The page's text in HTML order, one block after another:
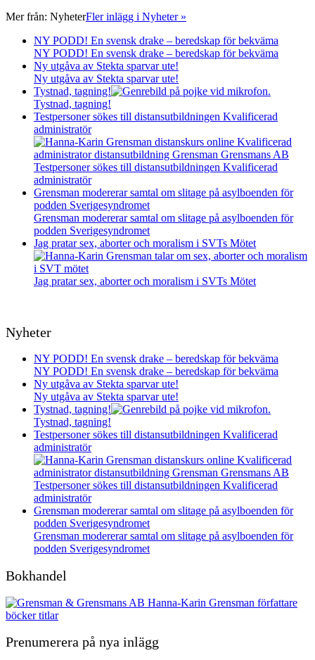
Mer från: NyheterFler inlägg i Nyheter »
NY PODD! En svensk drake – beredskap för bekväma
NY PODD! En svensk drake – beredskap för bekväma
Ny utgåva av Stekta sparvar ute!
Ny utgåva av Stekta sparvar ute!
Tystnad, tagning!
Tystnad, tagning!
Testpersoner sökes till distansutbildningen Kvalificerad
administratör
Testpersoner sökes till distansutbildningen Kvalificerad
administratör
Grensman modererar samtal om slitage på asylboenden för
podden Sverigesyndromet
Grensman modererar samtal om slitage på asylboenden för
podden Sverigesyndromet
Jag pratar sex, aborter och moralism i SVTs Mötet
Jag pratar sex, aborter och moralism i SVTs Mötet
Nyheter
NY PODD! En svensk drake – beredskap för bekväma
NY PODD! En svensk drake – beredskap för bekväma
Ny utgåva av Stekta sparvar ute!
Ny utgåva av Stekta sparvar ute!
Tystnad, tagning!
Tystnad, tagning!
Testpersoner sökes till distansutbildningen Kvalificerad
administratör
Testpersoner sökes till distansutbildningen Kvalificerad
administratör
Grensman modererar samtal om slitage på asylboenden för
podden Sverigesyndromet
Grensman modererar samtal om slitage på asylboenden för
podden Sverigesyndromet
Bokhandel
Prenumerera på nya inlägg